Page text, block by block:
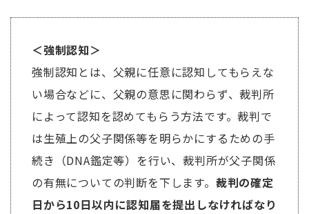
＜強制認知＞
強制認知とは、父親に任意に認知してもらえな
い場合などに、父親の意思に関わらず、裁判所
によって認知を認めてもらう方法です。裁判で
は生殖上の父子関係等を明らかにするための手
続き（DNA鑑定等）を行い、裁判所が父子関係
の有無についての判断を下します。 裁判の確定
日から10日以内に認知届を提出しなければなり